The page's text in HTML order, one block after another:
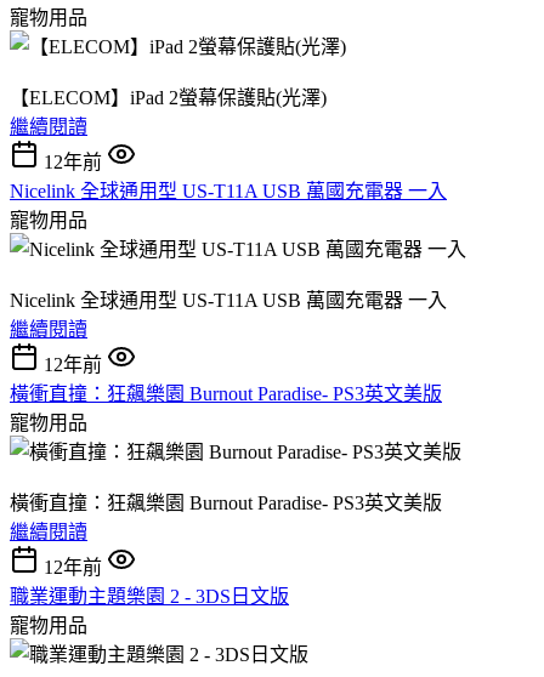
寵物用品
【ELECOM】iPad 2螢幕保護貼(光澤)
繼續閱讀
12年前
Nicelink 全球通用型 US-T11A USB 萬國充電器 一入
寵物用品
Nicelink 全球通用型 US-T11A USB 萬國充電器 一入
繼續閱讀
12年前
橫衝直撞：狂飆樂園 Burnout Paradise- PS3英文美版
寵物用品
橫衝直撞：狂飆樂園 Burnout Paradise- PS3英文美版
繼續閱讀
12年前
職業運動主題樂園 2 - 3DS日文版
寵物用品